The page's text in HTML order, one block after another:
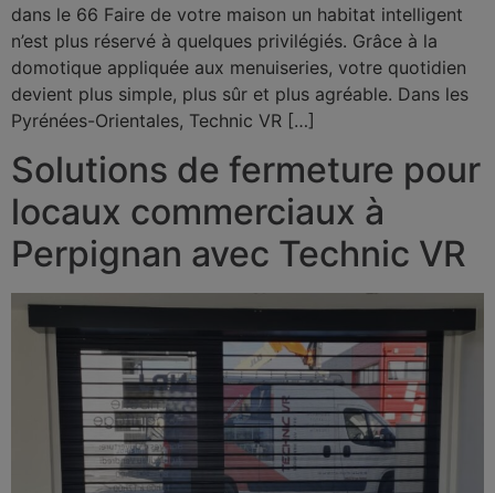
dans le 66 Faire de votre maison un habitat intelligent
n’est plus réservé à quelques privilégiés. Grâce à la
domotique appliquée aux menuiseries, votre quotidien
devient plus simple, plus sûr et plus agréable. Dans les
Pyrénées-Orientales, Technic VR […]
Solutions de fermeture pour
locaux commerciaux à
Perpignan avec Technic VR